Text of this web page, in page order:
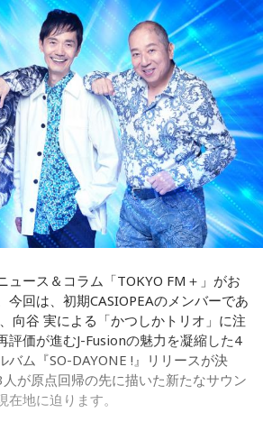
POST
～15:50
薫堂、宇賀なつみ
www.tfm.co.jp/post/
運んでほしい場所として、ゴリさん
んべろ街」を紹介しました。「そこだ
もあるので、1つの場所で2つの旅行を
その独特の魅力を語ります。
て挙げたのが「米仙」です。お酒3杯に
がリーズナブルな価格で楽しめ、「石垣
紹介。「炙りと生があるんですけど、
めです」と、地元ならではの楽しみ方
ス」も外せない1軒です。建物のレトロ
で、「タンだとかハラミだとかハツ、
がら、昔ながらの雰囲気が楽しめる」
うペッパーが強めで、かなりおいしい
押しました。
店を尋ねられると、ゴリさんは「エメ
なかでもプレミアムリブステーキにつ
、柔らかさ、肉の質がもうレベルが違
長年愛される名店の魅力を紹介しまし
ん座）
へ！！あなた本来の魅力がグッと高ま
恵まれやすく、嬉しいお誘いや出会い
。少しおしゃれして人に会うのもおす
「今の自分が好きなところ」を3つ見つ
）
したい！」という気持ちが未来を動か
方にこだわらず、楽しそうな方へ進ん
待っていそう。少し大胆なくらいで
たいことを一つ予定に書き込んでみ
じ座）
の心に火をつける日。今日は周りの反
はこれがやりたい！」を大切にしてみ
に動くほど仲間も集まってきそうで
きる小さな一歩を決めてから寝てみて
ュース＆コラム「TOKYO FM＋」がお
今回は、初期CASIOPEAのメンバーであ
向谷 実による「かつしかトリオ」に注
評価が進むJ-Fusionの魅力を凝縮した4
バム『SO-DAYONE !』リリースが決
が原点回帰の先に描いた新たなサウン
在地に迫ります。